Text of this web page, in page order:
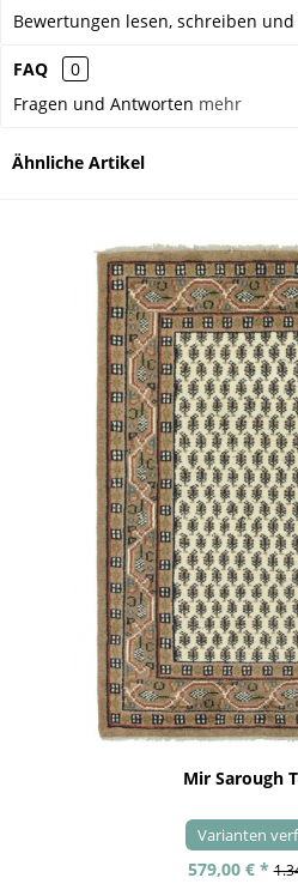
Bewertungen lesen, schreiben
FAQ
0
Fragen und Antworten mehr
Ähnliche Artikel
Mir Sarough
Varianten
579,00 € *